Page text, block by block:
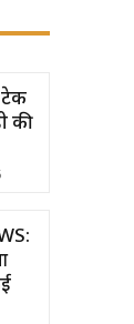
टेक
की